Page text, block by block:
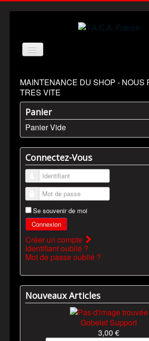
Basculer
MISSION
HISTOIRE
REGLES
SHOP SUPPORT
SHOP SPREADSHIRT
FAIRE UN DON
CONTACTEZ-NOUS
MAINTENANCE DU SHOP - NOUS
TRES VITE
Panier
Panier Vide
Connectez-Vous
Identifiant
Mot de passe
Se souvenir de moi
Connexion
Créer un compte
Identifiant oublié ?
Mot de passe oublié ?
Nouveaux Articles
Gobelet Support
3,00 €